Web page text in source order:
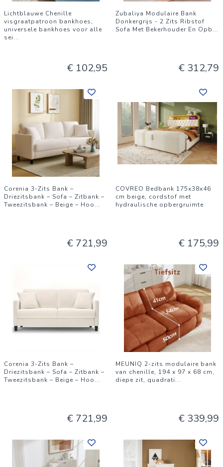
Lichtblauwe Chenille
visgraatpatroon bankhoes,
universele bankhoes voor alle
sei...
€ 102,95
Zubaliya Modulaire Bank
Donkergrijs - 2 Zits Ribstof
Sofa Met Bekerhouder En Opb...
€ 312,79
Corenia 3-Zits Bank –
Driezitsbank – Sofa – Zitbank –
Tweezitsbank – Beige – Hoo...
€ 721,99
COVREO Bedbank 175x38x46
cm beige, cordstof met
hydraulische opbergruimte
€ 175,99
Corenia 3-Zits Bank –
Driezitsbank – Sofa – Zitbank –
Tweezitsbank – Beige – Hoo...
€ 721,99
MEUNIQ 2-zits modulaire bank
van chenille, 194 x 97 x 68 cm,
diepe zit, quadrati...
€ 339,99